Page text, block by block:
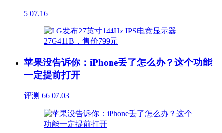
5 07.16
苹果没告诉你：iPhone丢了怎么办？这个功能
一定提前打开
评测 66 07.03